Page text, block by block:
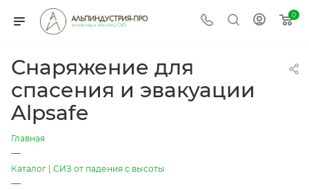
0
Снаряжение для
спасения и эвакуации
Alpsafe
Главная
—
Каталог | СИЗ от падения с высоты
—